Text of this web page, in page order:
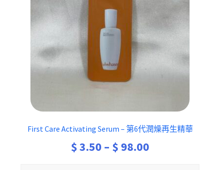
First Care Activating Serum – 第6代潤燥再生精華
$3.50 – $ 98.00